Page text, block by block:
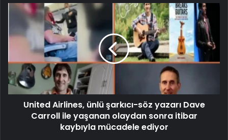
United Airlines, ünlü şarkıcı-söz yazarı Dave
Carroll ile yaşanan olaydan sonra itibar
kaybıyla mücadele ediyor